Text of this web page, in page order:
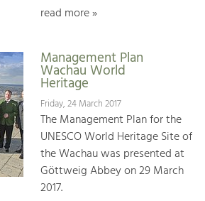
read more »
Management Plan
Wachau World
Heritage
Friday, 24 March 2017
The Management Plan for the
UNESCO World Heritage Site of
the Wachau was presented at
Göttweig Abbey on 29 March
2017.